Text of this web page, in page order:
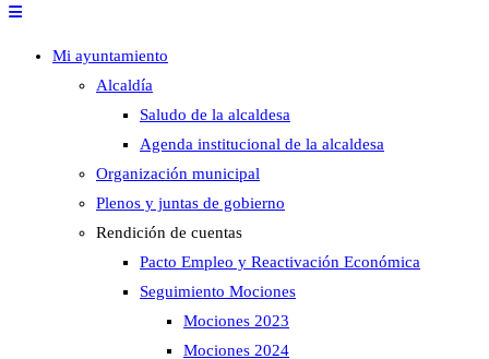
Mi ayuntamiento
Alcaldía
Saludo de la alcaldesa
Agenda institucional de la alcaldesa
Organización municipal
Plenos y juntas de gobierno
Rendición de cuentas
Pacto Empleo y Reactivación Económica
Seguimiento Mociones
Mociones 2023
Mociones 2024